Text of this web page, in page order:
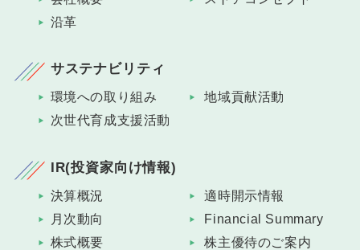
沿革
サステナビリティ
環境への取り組み
地域貢献活動
次世代育成支援活動
IR(投資家向け情報)
決算概況
適時開示情報
月次動向
Financial Summary
株式概要
株主優待のご案内